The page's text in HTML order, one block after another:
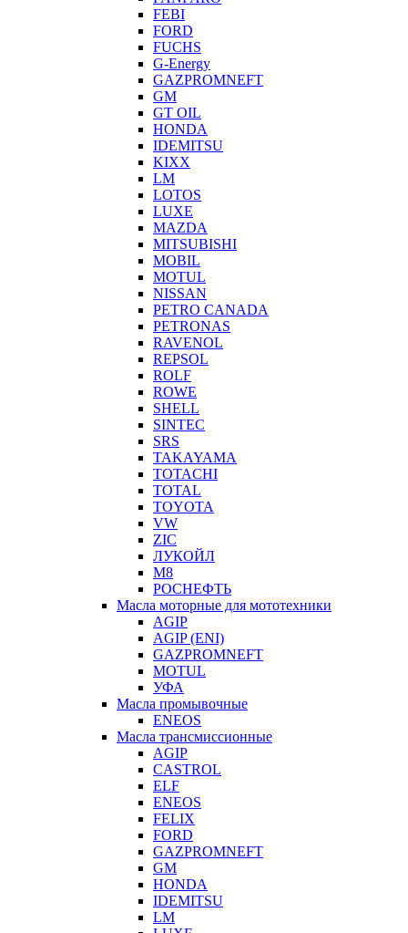
FEBI
FORD
FUCHS
G-Energy
GAZPROMNEFT
GM
GT OIL
HONDA
IDEMITSU
KIXX
LM
LOTOS
LUXE
MAZDA
MITSUBISHI
MOBIL
MOTUL
NISSAN
PETRO CANADA
PETRONAS
RAVENOL
REPSOL
ROLF
ROWE
SHELL
SINTEC
SRS
TAKAYAMA
TOTACHI
TOTAL
TOYOTA
VW
ZIC
ЛУКОЙЛ
М8
РОСНЕФТЬ
Масла моторные для мототехники
AGIP
AGIP (ENI)
GAZPROMNEFT
MOTUL
УФА
Масла промывочные
ENEOS
Масла трансмиссионные
AGIP
CASTROL
ELF
ENEOS
FELIX
FORD
GAZPROMNEFT
GM
HONDA
IDEMITSU
LM